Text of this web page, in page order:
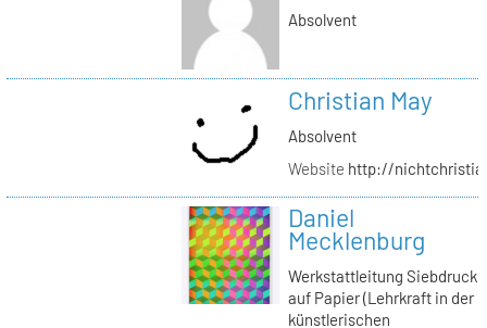
Absolvent
Christian May
Absolvent
Website http://
Daniel
Mecklenburg
Werkstattleitung Siebdruck
auf Papier (Lehrkraft in der
künstlerischen